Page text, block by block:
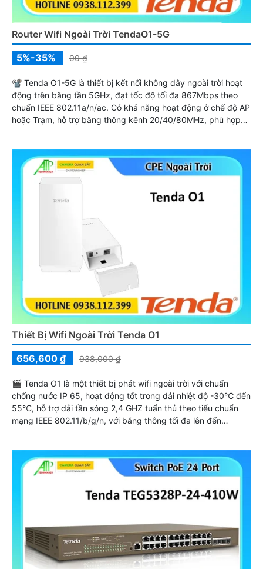
Router Wifi Ngoài Trời TendaO1-5G
5%-35%
00 ₫
📽 Tenda O1-5G là thiết bị kết nối không dây ngoài trời hoạt
động trên băng tần 5GHz, đạt tốc độ tối đa 867Mbps theo
chuẩn IEEE 802.11a/n/ac. Có khả năng hoạt động ở chế độ AP
hoặc Trạm, hỗ trợ băng thông kênh 20/40/80MHz, phù hợp
Thiết Bị Wifi Ngoài Trời Tenda O1
656,600 ₫
938,000 ₫
🎬 Tenda O1 là một thiết bị phát wifi ngoài trời với chuẩn
chống nước IP 65, hoạt động tốt trong dải nhiệt độ -30℃ đến
55℃, hỗ trợ dải tần sóng 2,4 GHZ tuẩn thủ theo tiểu chuẩn
mạng IEEE 802.11/b/g/n, với băng thông tối đa lên đến